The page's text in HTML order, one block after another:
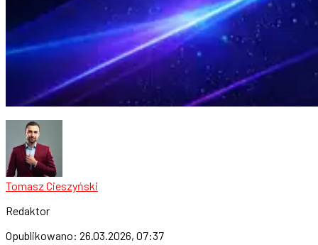
Tomasz Cieszyński
Redaktor
Opublikowano: 26.03.2026, 07:37